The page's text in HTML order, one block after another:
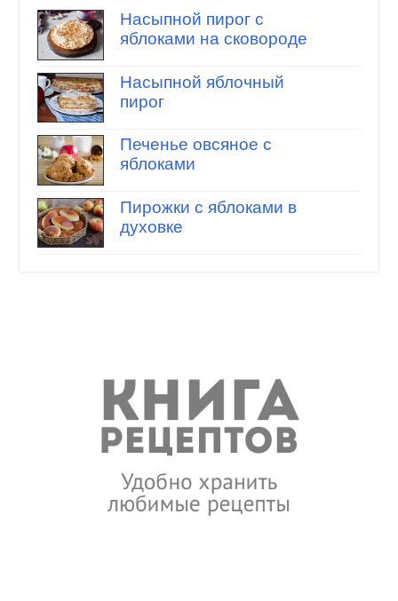
Насыпной пирог с
яблоками на сковороде
Насыпной яблочный
пирог
Печенье овсяное с
яблоками
Пирожки с яблоками в
духовке